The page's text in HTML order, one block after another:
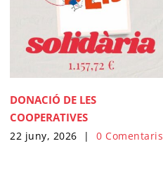
DONACIÓ DE LES
COOPERATIVES
22 juny, 2026 | 0 Comentaris